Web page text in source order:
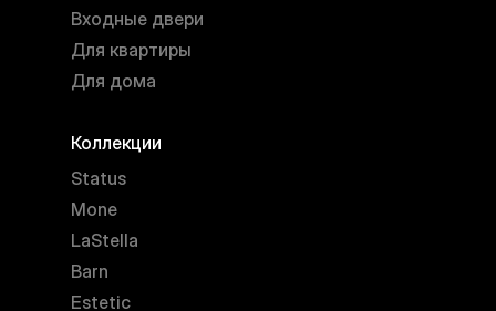
Коллекции
Status
Mone
LaStella
Barn
Estetic
Входные двери
Для квартиры
Для дома